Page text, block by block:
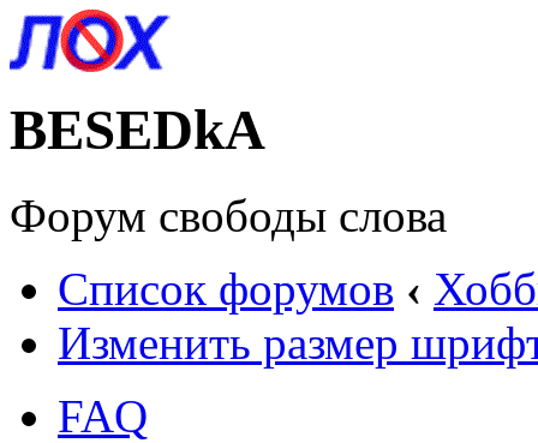
BESEDkA
Форум свободы слова
Список форумов ‹
Изменить размер
FAQ